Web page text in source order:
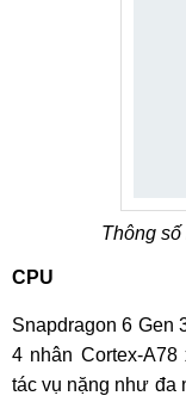
Thông số
CPU
Snapdragon 6 Gen
4 nhân Cortex-
tác vụ nặng như đa